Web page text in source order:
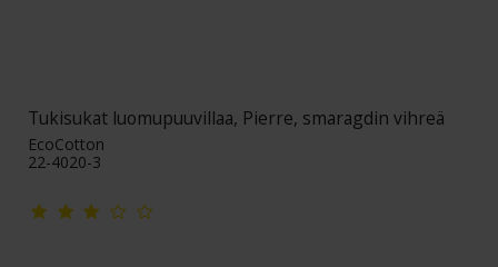
Tukisukat luomupuuvillaa, Pierre, smaragdin vihreä
EcoCotton
22-4020-3